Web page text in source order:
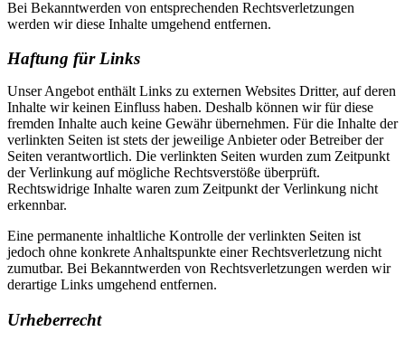
Bei Bekanntwerden von entsprechenden Rechtsverletzungen
werden wir diese Inhalte umgehend entfernen.
Haftung für Links
Unser Angebot enthält Links zu externen Websites Dritter, auf deren
Inhalte wir keinen Einfluss haben. Deshalb können wir für diese
fremden Inhalte auch keine Gewähr übernehmen. Für die Inhalte der
verlinkten Seiten ist stets der jeweilige Anbieter oder Betreiber der
Seiten verantwortlich. Die verlinkten Seiten wurden zum Zeitpunkt
der Verlinkung auf mögliche Rechtsverstöße überprüft.
Rechtswidrige Inhalte waren zum Zeitpunkt der Verlinkung nicht
erkennbar.
Eine permanente inhaltliche Kontrolle der verlinkten Seiten ist
jedoch ohne konkrete Anhaltspunkte einer Rechtsverletzung nicht
zumutbar. Bei Bekanntwerden von Rechtsverletzungen werden wir
derartige Links umgehend entfernen.
Urheberrecht